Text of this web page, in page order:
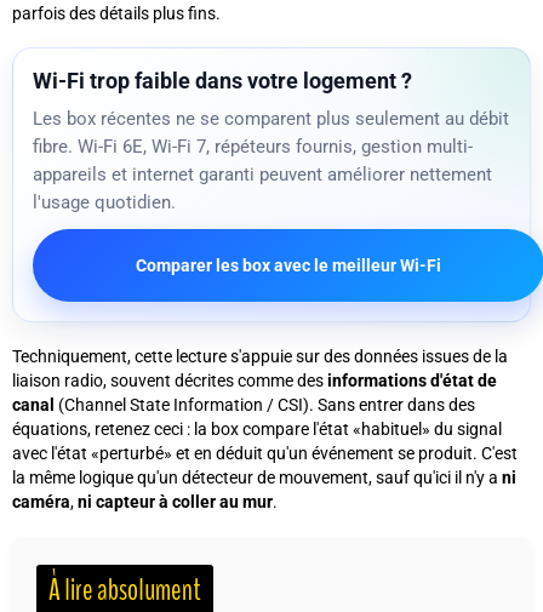
parfois des détails plus fins.
Wi-Fi trop faible dans votre logement ?
Les box récentes ne se comparent plus seulement au débit
fibre. Wi-Fi 6E, Wi-Fi 7, répéteurs fournis, gestion multi-
appareils et internet garanti peuvent améliorer nettement
l'usage quotidien.
Comparer les box avec le meilleur Wi-Fi
Techniquement, cette lecture s'appuie sur des données issues de la
liaison radio, souvent décrites comme desinformations d'état de
canal (Channel State Information / CSI). Sans entrer dans des
équations, retenez ceci : la box compare l'état «habituel» du signal
avec l'état «perturbé» et en déduit qu'un événement se produit. C'est
la même logique qu'un détecteur de mouvement, sauf qu'ici il n'y a ni
caméra,ni capteur à coller au mur.
À lire absolument